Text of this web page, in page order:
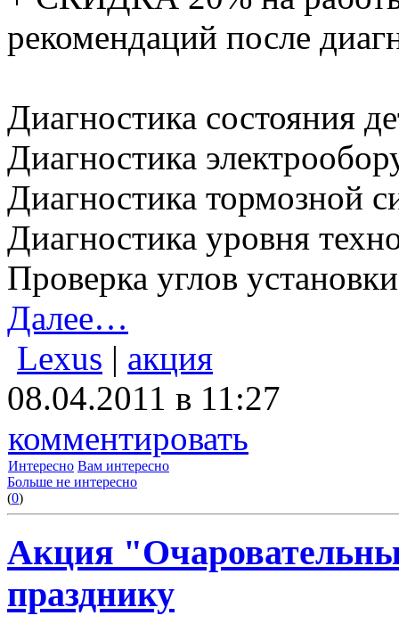
рекомендаций после
Диагностика состояния
Диагностика
Диагностика тормозной
Диагностика уровня
Проверка углов
Далее…
Lexus | акция
08.04.2011 в 11:27
комментировать
Интересно Вам интересно
Больше не интересно
(0)
Акция
празднику